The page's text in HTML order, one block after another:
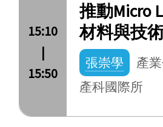
15:10
|
15:50
推動Micro
材料與技
張崇學
產
產科國際所